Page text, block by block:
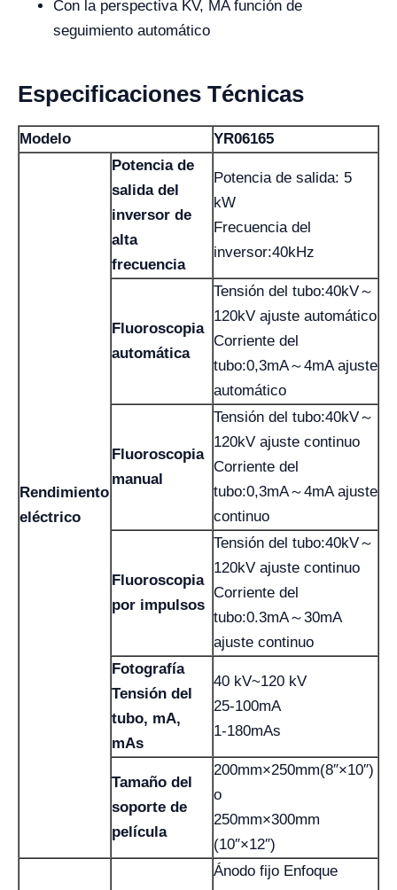
Con la perspectiva KV, MA función de
seguimiento automático
Especificaciones Técnicas
Modelo YR06165
Rendimiento
eléctrico
Potencia de
salida del
inversor de
alta
frecuencia
Potencia de salida: 5
kW
Frecuencia del
inversor:40kHz
Fluoroscopia
automática
Tensión del tubo:40kV～
120kV ajuste automático
Corriente del
tubo:0,3mA～4mA ajuste
automático
Fluoroscopia
manual
Tensión del tubo:40kV～
120kV ajuste continuo
Corriente del
tubo:0,3mA～4mA ajuste
continuo
Fluoroscopia
por impulsos
Tensión del tubo:40kV～
120kV ajuste continuo
Corriente del
tubo:0.3mA～30mA
ajuste continuo
Fotografía
Tensión del
tubo, mA,
mAs
40 kV~120 kV
25-100mA
1-180mAs
Tamaño del
soporte de
película
200mm×250mm(8″×10″)
o
250mm×300mm
(10″×12″)
Ánodo fijo Enfoque